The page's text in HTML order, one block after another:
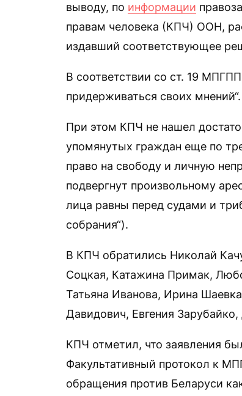
выводу, по информации
правам человека (КПЧ) ООН,
издавший соответствующее
В соответствии со ст. 19
придерживаться своих мнений“.
При этом КПЧ не нашел
упомянутых граждан еще по
право на свободу и личную
подвергнут произвольному
лица равны перед судами и
собрания“).
В КПЧ обратились Николай
Соцкая, Катажина Примак,
Татьяна Иванова, Ирина
Давидович, Евгения
КПЧ отметил, что заявления
Факультативный протокол к
обращения против Беларуси